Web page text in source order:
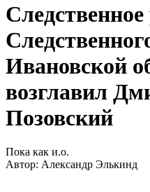
Ивановской
возглавил
Позовский
Пока как и.о.
Автор: Александр Элькинд